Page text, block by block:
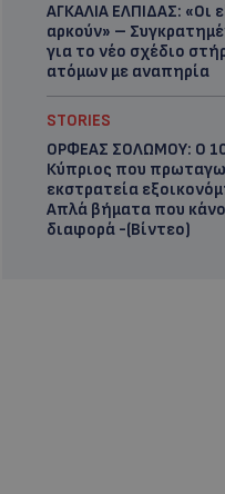
ΑΓΚΑΛΙΑ ΕΛΠΙΔΑΣ: «Οι
αρκούν» –
για το νέο σχέδιο
ατόμων με αναπηρία
STORIES
ΟΡΦΕΑΣ ΣΟΛΩΜΟΥ: Ο
Κύπριος που
εκστρατεία
Απλά βήματα που
διαφορά -(Βίντεο)